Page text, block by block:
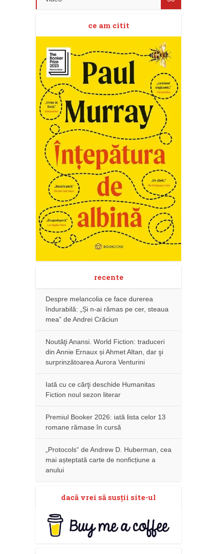
ce am citit
recente
Despre melancolia ce face durerea
îndurabilă: „Și n-ai rămas pe cer, steaua
mea” de Andrei Crăciun
Noutăţi Anansi. World Fiction: traduceri
din Annie Ernaux și Ahmet Altan, dar şi
surprinzătoarea Aurora Venturini
Iată cu ce cărţi deschide Humanitas
Fiction noul sezon literar
Premiul Booker 2026: iată lista celor 13
romane rămase în cursă
„Protocols“ de Andrew D. Huberman, cea
mai așteptată carte de nonficțiune a
anului
dacă vrei să susţii site-ul